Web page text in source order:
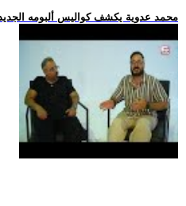
.. محمد عدوية يكشف كواليس ألبومه